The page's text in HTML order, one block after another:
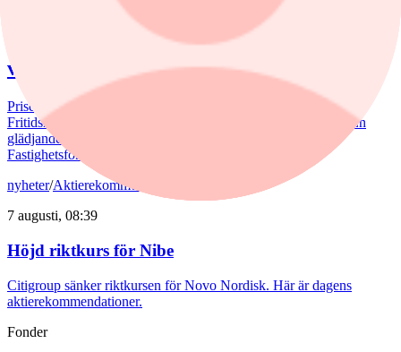
Juli bjöd på billigare bostadsrätter – nu
väntar en aktiv marknad
Priserna på bostadsrätter sjönk i juli medan villapriserna ökade.
Fritidshusmarknaden bjöd samtidigt på månadens tredbrott. "En
glädjande signal", menar Liza Nyberg, tf VD för Svensk
Fastighetsförmedling.
nyheter/Aktierekommendationer
7 augusti, 08:39
Höjd riktkurs för Nibe
Citigroup sänker riktkursen för Novo Nordisk. Här är dagens
aktierekommendationer.
Fonder